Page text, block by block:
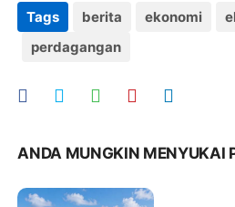
Tags berita ekonomi
perdagangan
ANDA MUNGKIN MENYUKAI